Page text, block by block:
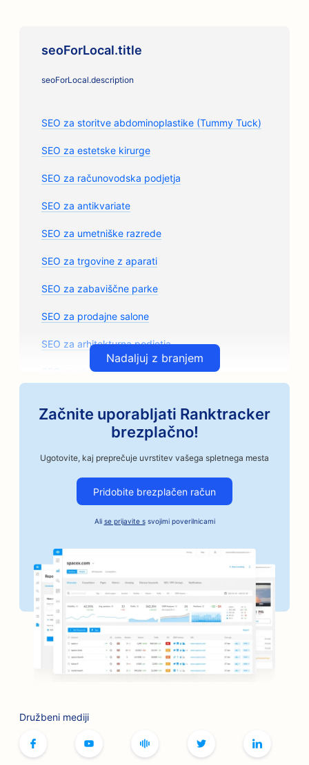
seoForLocal.title
seoForLocal.description
SEO za storitve abdominoplastike (Tummy Tuck)
SEO za estetske kirurge
SEO za računovodska podjetja
SEO za antikvariate
SEO za umetniške razrede
SEO za trgovine z aparati
SEO za zabaviščne parke
SEO za prodajne salone
SEO za arhitekturna podjetja
SEO za obrtne pražarne kave
SEO za avtomehanične delavnice
SEO za avtoličarske salone
SEO za avtomobilska podjetja
SEO za pekarne
SEO za frizerske salone
SEO za sklepe za peko na žaru
SEO za butike
SEO za storitve botoksa in polnil
SEO za knjigarne
Nadaljuj z branjem
Začnite uporabljati Ranktracker
brezplačno!
Ugotovite, kaj preprečuje uvrstitev vašega spletnega mesta
Pridobite brezplačen račun
Ali se prijavite ssvojimi poverilnicami
Družbeni mediji